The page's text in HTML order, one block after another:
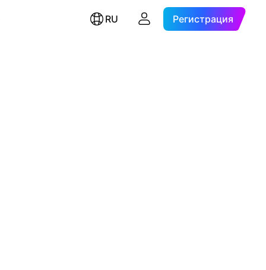
RU Регистрация